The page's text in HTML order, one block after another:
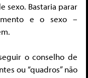
sexo. Bastaria parar
e o sexo –
o conselho de
ou “quadros” não